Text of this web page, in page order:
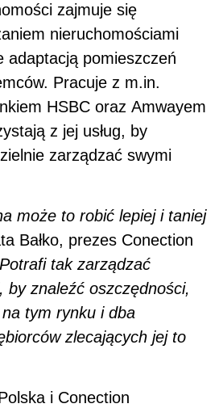
zajmuje się
nieruchomościami
adaptacją pomieszczeń
Pracuje z m.in.
HSBC oraz Amwayem
z jej usług, by
zarządzać swymi
może to robić lepiej i taniej
Bałko, prezes Conection
Potrafi tak zarządzać
by znaleźć oszczędności,
tym rynku i dba
zlecających jej to
i Conection